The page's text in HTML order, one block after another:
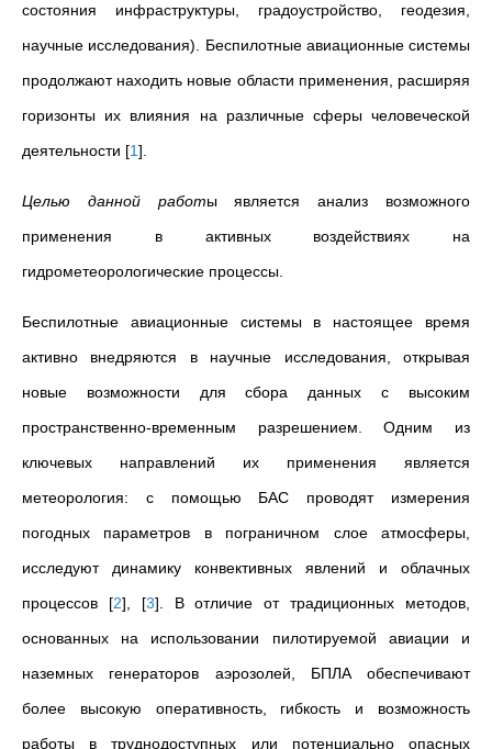
состояния инфраструктуры, градоустройство, геодезия,
научные исследования). Беспилотные авиационные системы
продолжают находить новые области применения, расширяя
горизонты их влияния на различные сферы человеческой
деятельности [1]
Целью данной работы является анализ возможного
применения в активных воздействиях на
гидрометеорологические процессы.
Беспилотные авиационные системы в настоящее время
активно внедряются в научные исследования, открывая
новые возможности для сбора данных с высоким
пространственно-временным разрешением. Одним из
ключевых направлений их применения является
метеорология: с помощью БАС проводят измерения
погодных параметров в пограничном слое атмосферы,
исследуют динамику конвективных явлений и облачных
процессов [2] [3] . В отличие от традиционных методов,
основанных на использовании пилотируемой авиации и
наземных генераторов аэрозолей, БПЛА обеспечивают
более высокую оперативность, гибкость и возможность
работы в труднодоступных или потенциально опасных